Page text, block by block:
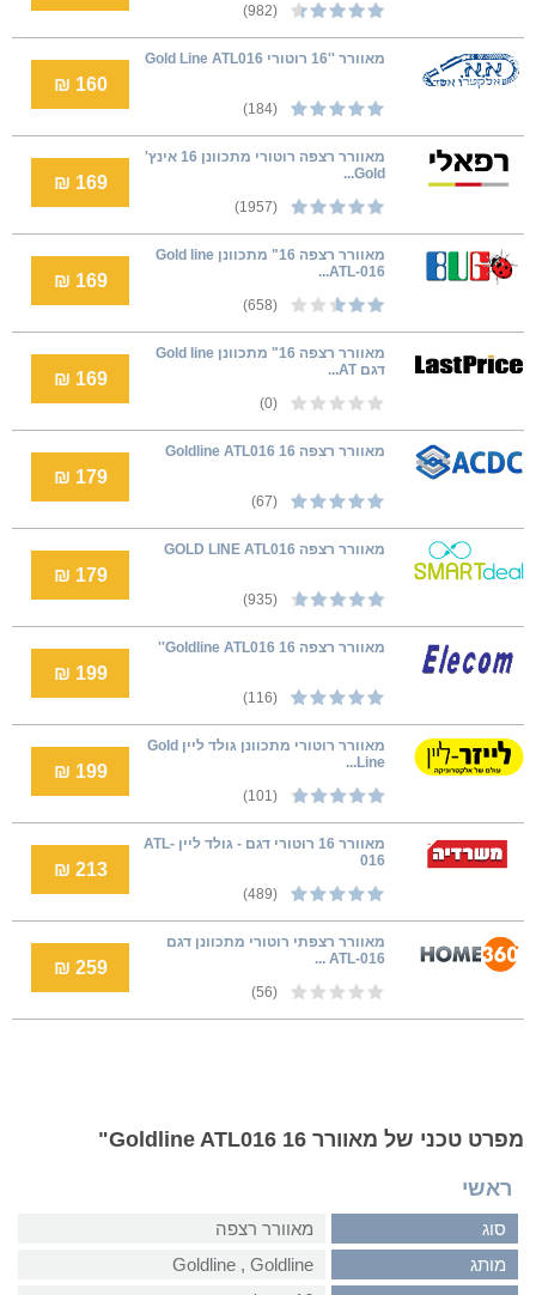
(982)
מאוורר ''16 רוטורי Gold Line ATL016
(184)
160 ₪
מאוורר רצפה רוטורי מתכוונן 16 אינץ'
Gold...
(1957)
169 ₪
מאוורר רצפה 16" מתכוונן Gold line
ATL-016...
(658)
169 ₪
מאוורר רצפה 16" מתכוונן Gold line
דגם AT...
(0)
169 ₪
מאוורר רצפה Goldline ATL016 16
(67)
179 ₪
מאוורר רצפה GOLD LINE ATL016
(935)
179 ₪
מאוורר רצפה Goldline ATL016 16''
(116)
199 ₪
מאוורר רוטורי מתכוונן גולד ליין Gold
Line...
(101)
199 ₪
מאוורר 16 רוטורי דגם - גולד ליין ATL-
016
(489)
213 ₪
מאוורר רצפתי רוטורי מתכוונן דגם
ATL-016 ...
(56)
259 ₪
מפרט טכני של מאוורר Goldline ATL016 16"
ראשי
סוג
מאוורר רצפה
מותג
Goldline‏ , ‏Goldline